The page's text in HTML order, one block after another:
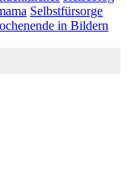
Selbstfürsorge
in Bildern